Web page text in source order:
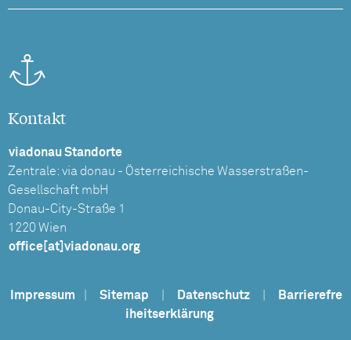
Kontakt
viadonau Standorte
Zentrale: via donau - Österreichische Wasserstraßen-
Gesellschaft mbH
Donau-City-Straße 1
1220 Wien
office[at]viadonau.org
Impressum Sitemap Datenschutz
Barrierefre
iheitserklärung